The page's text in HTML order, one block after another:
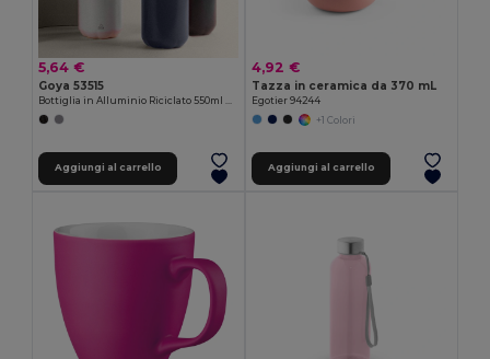
5,64 €
Goya 53515
Aggiungi al carrello
4,92 €
Tazza in ceramica da 370 mL
Egotier 94244
+1 Colori
Aggiungi al carrello